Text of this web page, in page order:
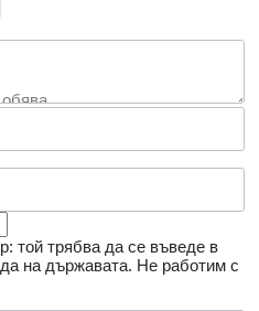
той трябва да се въведе в
на държавата. Не работим с